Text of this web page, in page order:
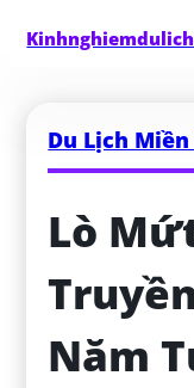
Kinhnghiemdulich
Du Lịch Miền
Lò
Năm